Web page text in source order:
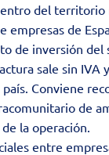
del territorio
empresas de
de inversión del
sale sin IVA
Conviene
de
la operación.
entre